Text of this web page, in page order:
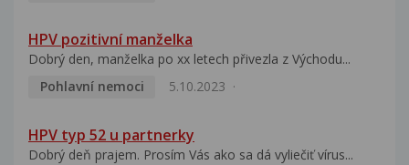
HPV pozitivní manželka
Dobrý den, manželka po xx letech přivezla z Východu...
Pohlavní nemoci
5.10.2023
HPV typ 52 u partnerky
Dobrý deň prajem. Prosím Vás ako sa dá vyliečiť vírus...